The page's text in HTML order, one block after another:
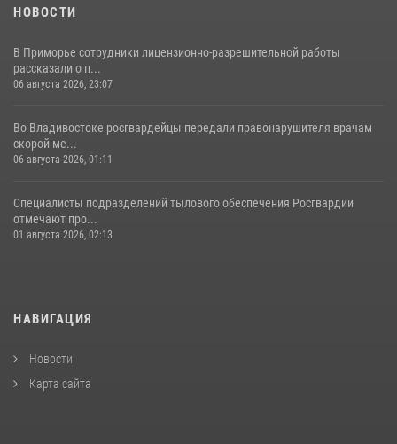
НОВОСТИ
В Приморье сотрудники лицензионно-разрешительной работы
рассказали о п...
06 августа 2026, 23:07
Во Владивостоке росгвардейцы передали правонарушителя врачам
скорой ме...
06 августа 2026, 01:11
Специалисты подразделений тылового обеспечения Росгвардии
отмечают про...
01 августа 2026, 02:13
НАВИГАЦИЯ
Новости
Карта сайта